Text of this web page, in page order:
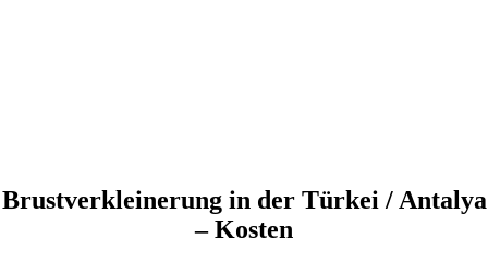
Brustverkleinerung in der Türkei / Antalya
– Kosten